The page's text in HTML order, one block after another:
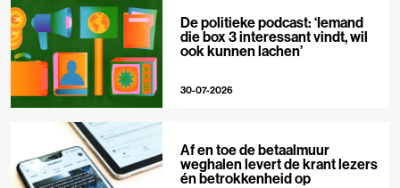
De politieke podcast: ‘Iemand
die box 3 interessant vindt, wil
ook kunnen lachen’
30-07-2026
Af en toe de betaalmuur
weghalen levert de krant lezers
én betrokkenheid op